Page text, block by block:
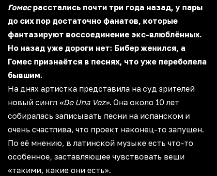
Гомесрасстались почти три года назад, у пары
до сих пор достаточно фанатов, которые
фантазируют воссоединение экс-влюблённых.
Но назад уже дороги нет: Бибер женился, а
Гомес признаётся в песнях, что уже переболела
бывшим.
На днях артистка представила на суд зрителей
новый сингл «De Una Vez». Она около 10 лет
собиралась записывать песни на испанском и
очень счастлива, что проект наконец-то запущен.
По её мнению, в латинской музыке есть что-то
особенное, заставляющее чувствовать вещи
«такими, какие они есть».